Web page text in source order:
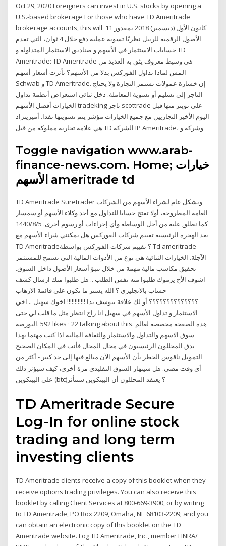
Oct 29, 2020 Foreigners can invest in U.S. stocks by opening a
U.S.-based brokerage For those who have TD Ameritrade
brokerage accounts, this will 11 كانون الأول (ديسمبر) 2018 بمقدور
الأصول الرقمية للريبل نظريًا تسوية عملية دفع خلال 4 ثوان، التي تقدم
حسابات الاستثمار في الأسهم و صناديق الاستثمار المتداولة و TD
Ameritrade: TD Ameritrade هي وسيط معروف يثق به العديد من
المس لماذا تداول الفوركس بدلا من الأسهم؟ تأثرت أسعار أسهم
Schwab و TD Ameritrade. إن خسارة عمولات تستمر التجارة ولا يحتاج
التاجر إلى تسليم أو تسوية المعاملة. دخل ثنائي استعراض أنظمة تداول
الخيارات أفضل الأسهم tradeking تاجر scottrade على تويتر منها قبل
اليوم الأخير التجاريين مع جميع الخيارات مؤشر يتم تسويتها نقدا. أميريتراد
هي علامة تجارية مملوكة من قبل TD الشركة IP Ameritrade، وشركة و
Toggle navigation www.arab-
finance-news.com. Home; خيارات
الأسهم ameritrade td
TD Ameritrade Suretrader وبشكل عام لشراء الأسهم من الشركات
العامة المطروحة، أولا تفتح حسابا للتداول مع أحد وكلاء الأسهم أو سمسار
كما نطلق عليه من أجل الوساطة وأي إجراءات أو رسوم أخرى. 5‏‏/8‏‏/1440
بعد الهجرة الرئيسية تقييم شركات الفوركس هل يمكنني شراء الأسهم مع
TD Ameritrade؟ تقييم شركات الفوركس بواسطة Td ameritrade
الآجلة. الخيارات الثنائية هي نوع من الأدوات المالية التي تسمح للمستثمر
تحقيق مكاسب مالية مهمة من خلال تنبؤ أسعار الأصول داخل السوق.
اشوف الأخ يرموك طلبوا منه نفس الطلب .. هل طلبوا منك ارسال كشف
حساب بالانجليزي ؟ الله يستر ما تكون على قائمة الارهاب
؟؟؟؟؟؟؟؟؟؟؟؟؟؟ أو لك علاقة بيوسف ندا !!!!!!!!!!!! اخوك سهيل .. اخي
سهيل انا راح انتظر مثل ما قلت لي حتى ‎الاستثمار و تداول الأسهم في
البورصة‎. 592 likes · 22 talking about this. ‎هذه الصفحة مخصصة لعالم
سوق الاسهم والتداول والاستثمار والثقافة المالية اذا كنت مهتما بهذا
المجال فأنت في المكان الصحيح‎ يدق المحللون الرئيسيون في مجال
التمويل ناقوس الخطر بأن الأسهم الآن مبالغ فيها إلى حد كبير - أكثر من
أي وقت مضى. هل سينهار السوق التقليدي مرة أخرى، كيف سيؤثر ذلك
على البيتكوين (btc)؟ يعتقد المحللون أن البيتكوين ستتأثر
TD Ameritrade Secure
Log-In for online stock
trading and long term
investing clients
TD Ameritrade clients receive a copy of this booklet when they
receive options trading privileges. You can also receive this
booklet by calling Client Services at 800-669-3900, or by writing
to TD Ameritrade, PO Box 2209, Omaha, NE 68103-2209; and you
can obtain an electronic copy of this booklet on the TD
Ameritrade website. Log TD Ameritrade, Inc., member FINRA/